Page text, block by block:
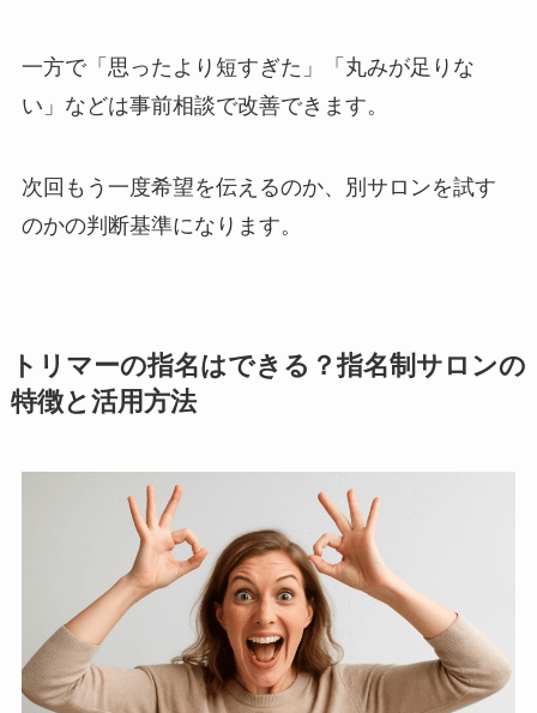
一方で「思ったより短すぎた」「丸みが足りな
い」などは事前相談で改善できます。
次回もう一度希望を伝えるのか、別サロンを試す
のかの判断基準になります。
トリマーの指名はできる？指名制サロンの
特徴と活用方法